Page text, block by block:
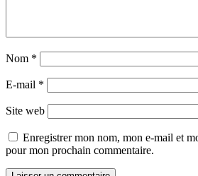
Nom *
E-mail *
Site web
Enregistrer mon nom, mon e-mail et
pour mon prochain commentaire.